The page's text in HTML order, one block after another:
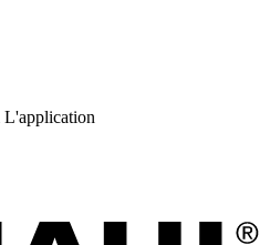
L'application